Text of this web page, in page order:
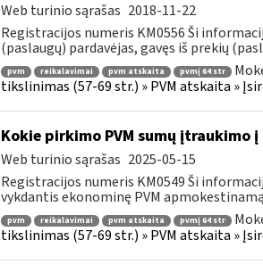
Web turinio sąrašas 2018-11-22
Registracijos numeris KM0556 Ši
(paslaugų) pardavėjas, gavęs iš prekių
pvm reikalavimai pvm atskaita pvmį 64 str
tikslinimas (57-69 str.) » PVM atskaita »
Kokie pirkimo PVM sumų
Web turinio sąrašas 2025-05-15
Registracijos numeris KM0549 Ši
vykdantis ekonominę PVM
pvm reikalavimai pvm atskaita pvmį 64 str
tikslinimas (57-69 str.) » PVM atskaita »